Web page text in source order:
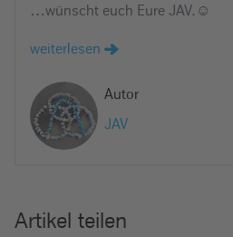
…wünscht euch Eure JAV.☺
weiterlesen
Autor
JAV
Artikel teilen